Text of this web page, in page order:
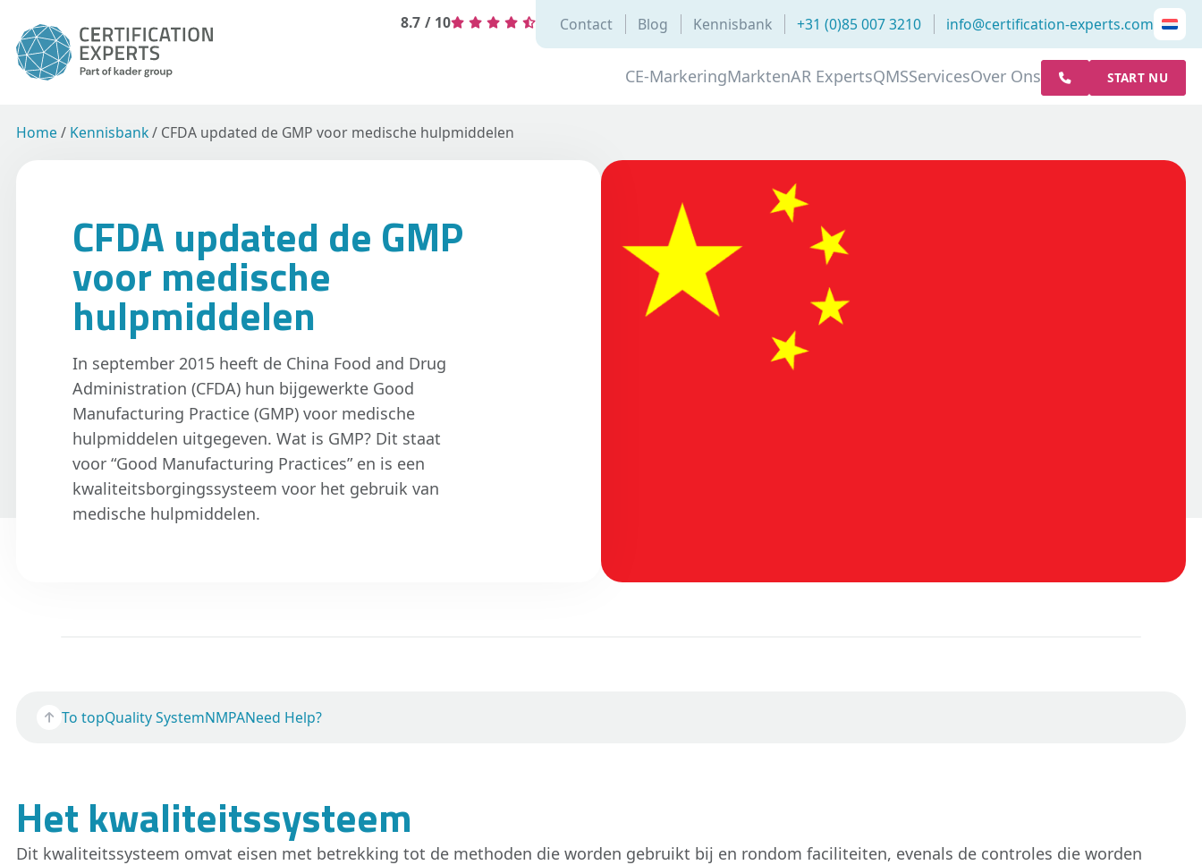
8.7 / 10 Contact Blog Kennisbank +31 (0)85 007 3210 info@certification-experts.com
CE-MarkeringMarktenAR ExpertsQMSServicesOver Ons START NU
Home / Kennisbank/ CFDA updated de GMP voor medische hulpmiddelen
CFDA updated de GMP
voor medische
hulpmiddelen
In september 2015 heeft de China Food and Drug
Administration (CFDA) hun bijgewerkte Good
Manufacturing Practice (GMP) voor medische
hulpmiddelen uitgegeven. Wat is GMP? Dit staat
voor “Good Manufacturing Practices” en is een
kwaliteitsborgingssysteem voor het gebruik van
medische hulpmiddelen.
To topQuality SystemNMPANeed Help?
Het kwaliteitssysteem
Dit kwaliteitssysteem omvat eisen met betrekking tot de methoden die worden gebruikt bij en rondom faciliteiten, evenals de controles die worden